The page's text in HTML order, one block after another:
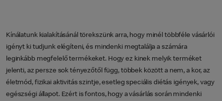
Kínálatunk kialakításánál törekszünk arra, hogy minél többféle vásárlói
igényt ki tudjunk elégíteni, és mindenki megtalálja a számára
leginkább megfelelő termékeket. Hogy ez kinek melyik terméket
jelenti, az persze sok tényezőtől függ, többek között a nem, a kor, az
életmód, fizikai aktivitás szintje, esetleg speciális diétás igények, vagy
egészségi állapot. Ezért is fontos, hogy a vásárlás során mindenki